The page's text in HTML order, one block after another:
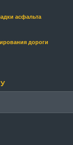
асфальта
дороги